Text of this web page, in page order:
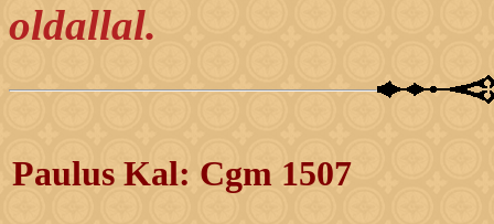
oldallal.
Paulus Kal: Cgm 1507